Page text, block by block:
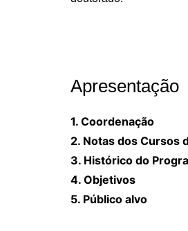
Apresentação
1. Coordenação
2. Notas dos Cursos
3. Histórico do
4. Objetivos
5. Público alvo